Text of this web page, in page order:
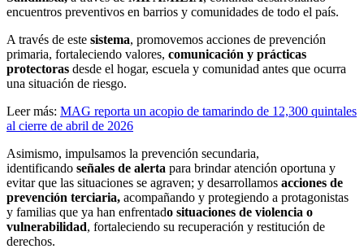
encuentros preventivos en barrios y comunidades de todo el país.
A través de este sistema, promovemos acciones de prevención
primaria, fortaleciendo valores, comunicación y prácticas
protectoras desde el hogar, escuela y comunidad antes que ocurra
una situación de riesgo.
Leer más: MAG reporta un acopio de tamarindo de 12,300 quintales
al cierre de abril de 2026
Asimismo, impulsamos la prevención secundaria,
identificando señales de alerta para brindar atención oportuna y
evitar que las situaciones se agraven; y desarrollamos acciones de
prevención terciaria, acompañando y protegiendo a protagonistas
y familias que ya han enfrentado situaciones de violencia o
vulnerabilidad, fortaleciendo su recuperación y restitución de
derechos.